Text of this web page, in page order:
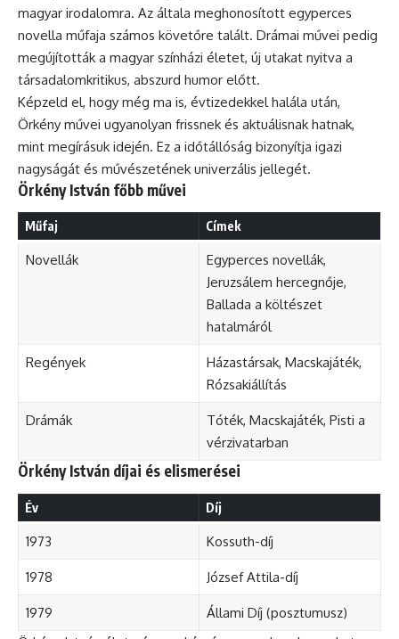
magyar irodalomra. Az általa meghonosított egyperces
novella műfaja számos követőre talált. Drámai művei pedig
megújították a magyar színházi életet, új utakat nyitva a
társadalomkritikus, abszurd humor előtt.
Képzeld el, hogy még ma is, évtizedekkel halála után,
Örkény művei ugyanolyan frissnek és aktuálisnak hatnak,
mint megírásuk idején. Ez a időtállóság bizonyítja igazi
nagyságát és művészetének univerzális jellegét.
Örkény István főbb művei
Műfaj Címek
Novellák
Egyperces novellák,
Jeruzsálem hercegnője,
Ballada a költészet
hatalmáról
Regények
Házastársak, Macskajáték,
Rózsakiállítás
Drámák
Tóték, Macskajáték, Pisti a
vérzivatarban
Örkény István díjai és elismerései
Év Díj
1973 Kossuth-díj
1978 József Attila-díj
1979
Állami Díj (posztumusz)